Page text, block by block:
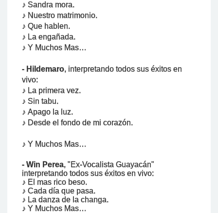
♪ Sandra mora.
♪ Nuestro matrimonio.
♪ Que hablen.
♪ La engañada.
♪ Y Muchos Mas…
- Hildemaro, interpretando todos sus éxitos en
vivo:
♪ La primera vez.
♪ Sin tabu.
♪ Apago la luz.
♪ Desde el fondo de mi corazón.
♪ Y Muchos Mas…
- Win Perea, "Ex-Vocalista Guayacán"
interpretando todos sus éxitos en vivo:
♪ El mas rico beso.
♪ Cada día que pasa.
♪ La danza de la changa.
♪ Y Muchos Mas…